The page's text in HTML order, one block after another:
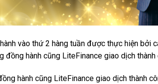
vào thứ 2 hàng tuần được thực hiện bởi
đồng hành cũng LiteFinance giao dịch
hành cũng LiteFinance giao dịch thành